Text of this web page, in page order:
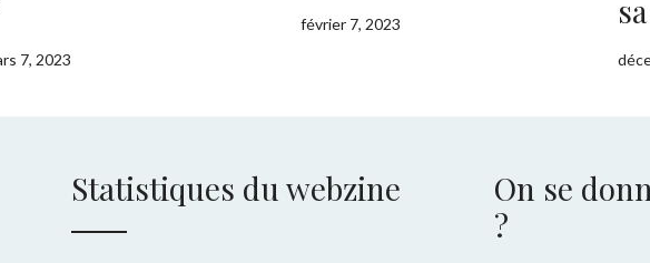
7, 2023
février 7, 2023
Statistiques du webzine
On se
?